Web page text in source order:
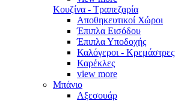
Κουζίνα - Τραπεζαρία
Αποθηκευτικοί Χώροι
Έπιπλα Εισόδου
Έπιπλα Υποδοχής
Καλόγεροι - Κρεμάστρες
Καρέκλες
view more
Μπάνιο
Αξεσουάρ